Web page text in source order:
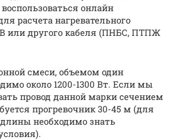
онлайн
расчета нагревательного
или другого кабеля (ПНБС, ПТПЖ
смеси, объемом один
около 1200-1300 Вт. Если мы
провод данной марки сечением
прогревочник 30-45 м (для
длины необходимо знать